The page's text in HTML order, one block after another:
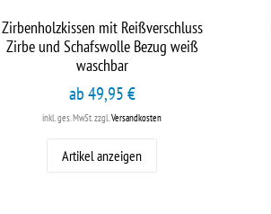
Zirbenholzkissen mit Reißverschluss
Zirbe und Schafswolle Bezug weiß
waschbar
ab 49,95 €
inkl. ges. MwSt.zzgl.Versandkosten
Artikel anzeigen